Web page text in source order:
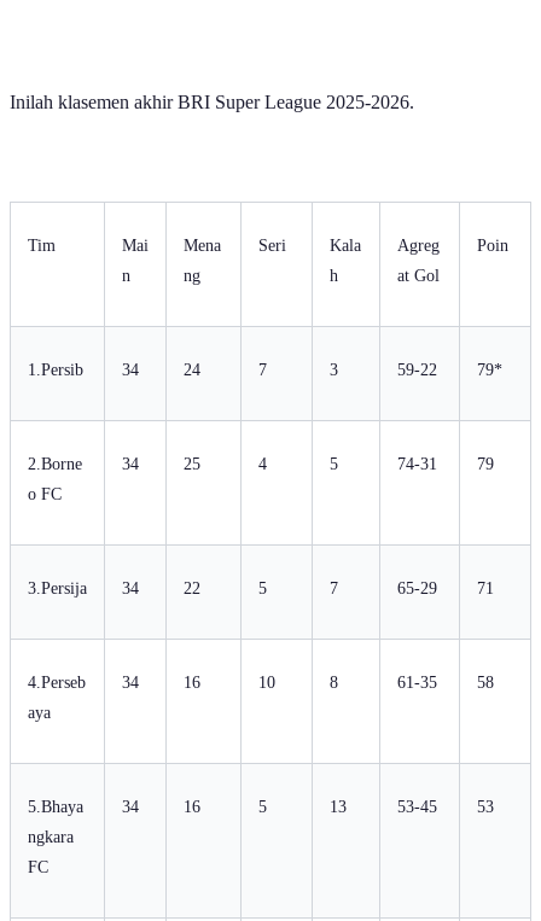
Inilah klasemen akhir BRI Super League 2025-2026.
Tim
Mai
n
Mena
ng
Seri
Kala
h
Agreg
at Gol
Poin
1.Persib 34 24 7 3 59-22 79*
2.Borne
o FC
34 25 4 5 74-31 79
3.Persija 34 22 5 7 65-29 71
4.Perseb
aya
34 16 10 8 61-35 58
5.Bhaya
ngkara
FC
34 16 5 13 53-45 53